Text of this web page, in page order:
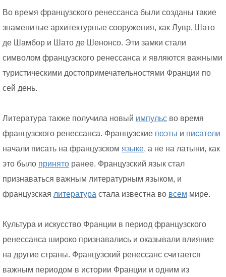
Во время французского ренессанса были созданы такие
знаменитые архитектурные сооружения, как Лувр, Шато
де Шамбор и Шато де Шенонсо. Эти замки стали
символом французского ренессанса и являются важными
туристическими достопримечательностями Франции по
сей день.
Литература также получила новый импульс во время
французского ренессанса. Французские поэты и писатели
начали писать на французском языке, а не на латыни, как
это было принято ранее. Французский язык стал
признаваться важным литературным языком, и
французская литература стала известна во всем мире.
Культура и искусство Франции в период французского
ренессанса широко признавались и оказывали влияние
на другие страны. Французский ренессанс считается
важным периодом в истории Франции и одним из